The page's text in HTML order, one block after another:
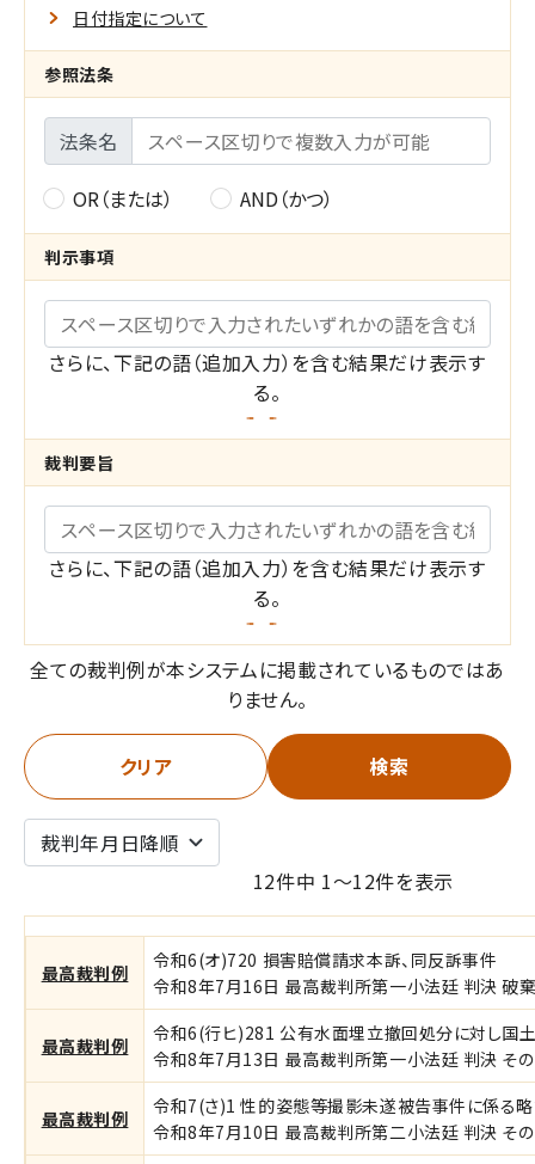
索
範
囲
指
定
の
設
定
日付指定について
参照法条
法条名
参
照
法
条
検
索
条
件
選
（
o
r
a
n
d
）
OR（または） AND（かつ）
判示事項
キーワード
さらに、下記の語（追加入力）を含む結果だけ表示す
る。
裁判要旨
キーワード
さらに、下記の語（追加入力）を含む結果だけ表示す
る。
全ての裁判例が本システムに掲載されているものではあ
りません。
クリア 検索
12件中 1～12件を表示
最高裁判例
令和6(オ)720 損害賠償請求本訴、同反訴事件
令和8年7月16日 最高裁判所第一小法廷 判決 破
最高裁判例
令和6(行ヒ)281 公有水面埋立撤回処分に対し国
令和8年7月13日 最高裁判所第一小法廷 判決 そ
最高裁判例
令和7(さ)1 性的姿態等撮影未遂被告事件に係る
令和8年7月10日 最高裁判所第二小法廷 判決 そ